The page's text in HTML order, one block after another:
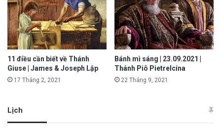
11 điều cần biết về Thánh
Giuse | James & Joseph Lập
17 Tháng 2, 2021
Bánh mì sáng | 23.09.2021 |
Thánh Piô Pietrelcina
22 Tháng 9, 2021
Lịch